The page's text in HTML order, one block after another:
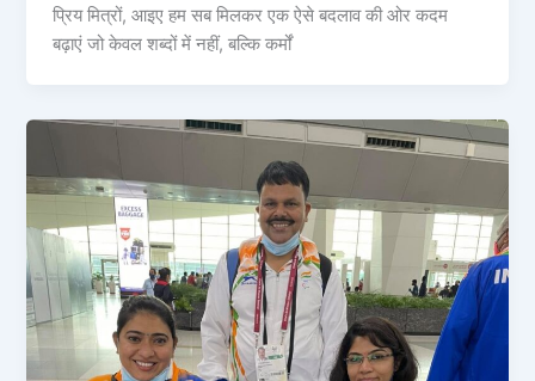
प्रिय मित्रों, आइए हम सब मिलकर एक ऐसे बदलाव की ओर कदम
बढ़ाएं जो केवल शब्दों में नहीं, बल्कि कर्मों